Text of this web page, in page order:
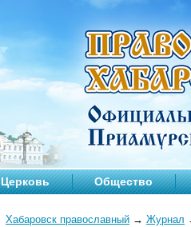
Церковь Общество
Хабаровск православный → Журнал